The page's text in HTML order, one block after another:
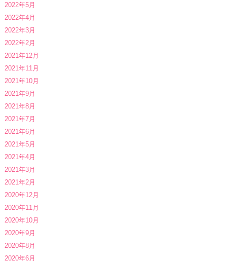
2022年5月
2022年4月
2022年3月
2022年2月
2021年12月
2021年11月
2021年10月
2021年9月
2021年8月
2021年7月
2021年6月
2021年5月
2021年4月
2021年3月
2021年2月
2020年12月
2020年11月
2020年10月
2020年9月
2020年8月
2020年6月